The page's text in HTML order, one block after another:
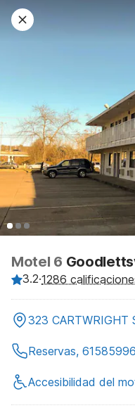
Motel 6
3.2·1286
323 CARTWRIGHT
Reservas,
Accesibilidad del